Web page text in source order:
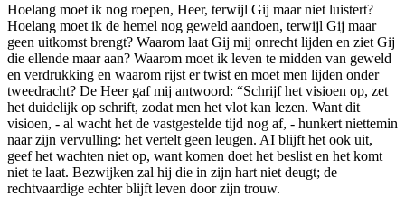
Hoelang moet ik nog roepen, Heer, terwijl Gij maar niet luistert?
Hoelang moet ik de hemel nog geweld aan­doen, terwijl Gij maar
geen uitkomst brengt? Waarom laat Gij mij onrecht lijden en ziet Gij
die ellende maar aan? Waarom moet ik leven te midden van geweld
en verdrukking en waarom rijst er twist en moet men lijden onder
twee­dracht? De Heer gaf mij antwoord: “Schrijf het visioen op, zet
het duidelijk op schrift, zodat men het vlot kan lezen. Want dit
visioen, - al wacht het de vastgestelde tijd nog af, - hunkert niettemin
naar zijn vervulling: het vertelt geen leugen. AI blijft het ook uit,
geef het wachten niet op, want komen doet het beslist en het komt
niet te laat. Bezwijken zal hij die in zijn hart niet deugt; de
rechtvaardige echter blijft leven door zijn trouw.